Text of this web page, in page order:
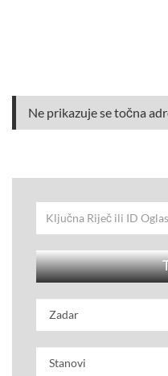
Ne prikazuje se točna